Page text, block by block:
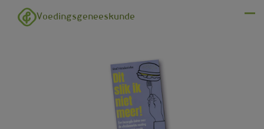
Overslaan en naar de inhoud gaan
Voedingsgeneeskunde